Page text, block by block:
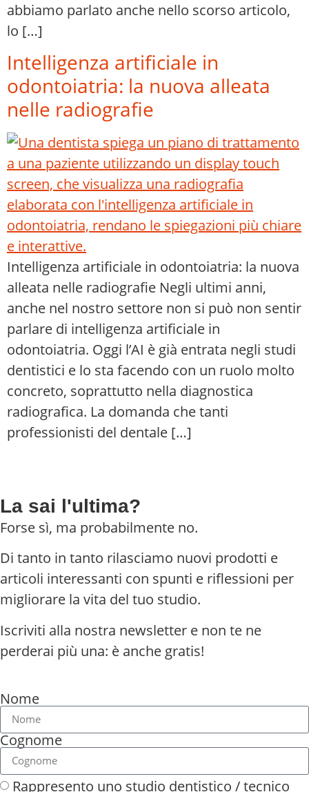
abbiamo parlato anche nello scorso articolo,
lo […]
Intelligenza artificiale in
odontoiatria: la nuova alleata
nelle radiografie
Intelligenza artificiale in odontoiatria: la nuova
alleata nelle radiografie Negli ultimi anni,
anche nel nostro settore non si può non sentir
parlare di intelligenza artificiale in
odontoiatria. Oggi l’AI è già entrata negli studi
dentistici e lo sta facendo con un ruolo molto
concreto, soprattutto nella diagnostica
radiografica. La domanda che tanti
professionisti del dentale […]
La sai l'ultima?
Forse sì, ma probabilmente no.
Di tanto in tanto rilasciamo nuovi prodotti e
articoli interessanti con spunti e riflessioni per
migliorare la vita del tuo studio.
Iscriviti alla nostra newsletter e non te ne
perderai più una: è anche gratis!
Nome
Cognome
Rappresento uno studio dentistico / tecnico